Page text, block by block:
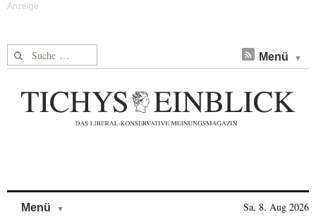
Suche nach: Menü
Menü Sa, 8. Aug 2026